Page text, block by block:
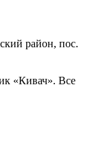
район, пос.
«Кивач». Все